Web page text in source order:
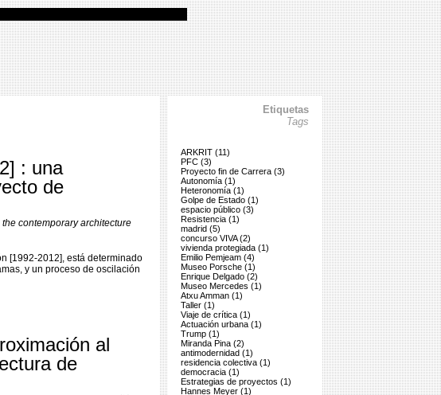
: una
de
contemporary architecture
[1992-2012], está determinado
y un proceso de oscilación
al
de
Etiquetas
Tags
ARKRIT (11)
PFC (3)
Proyecto fin de Carrera (3)
Autonomía (1)
Heteronomía (1)
Golpe de Estado (1)
espacio público (3)
Resistencia (1)
madrid (5)
concurso VIVA (2)
vivienda protegiada (1)
Emilio Pemjeam (4)
Museo Porsche (1)
Enrique Delgado (2)
Museo Mercedes (1)
Atxu Amman (1)
Taller (1)
Viaje de crítica (1)
Actuación urbana (1)
Trump (1)
Miranda Pina (2)
antimodernidad (1)
residencia colectiva (1)
democracia (1)
Estrategias de proyectos (1)
Hannes Meyer (1)